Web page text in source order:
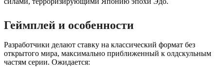
Геймплей и особенности
Разработчики делают ставку на классический формат без
открытого мира, максимально приближенный к олдскульным
частям серии. Ожидается: